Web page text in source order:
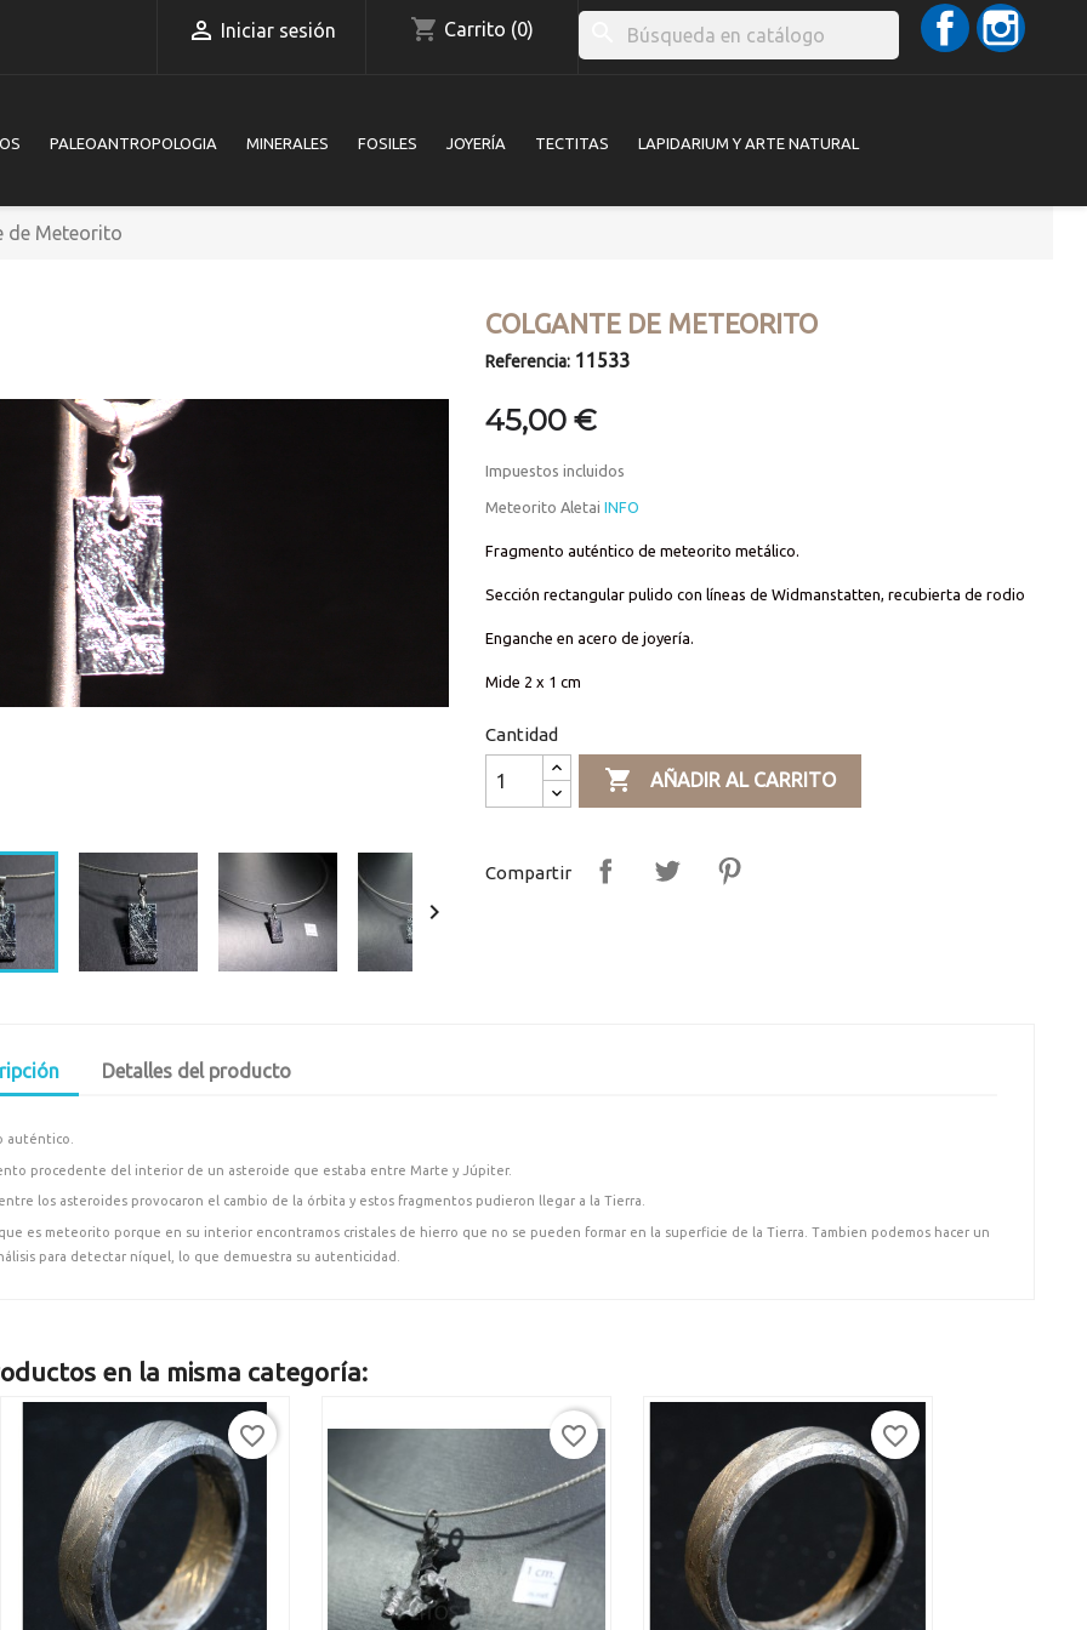
 Iniciar sesión shopping_cart Carrito (0)
Facebook
PALEOANTROPOLOGIA MINERALES FOSILES JOYERÍA TECTITAS LAPIDARIUM Y ARTE NATURAL
de Meteorito

COLGANTE DE METEORITO
Referencia: 11533
45,00 €
Impuestos incluidos
Meteorito Aletai INFO
Fragmento auténtico de meteorito metálico.
Sección rectangular pulido con líneas de Widmanstatten, recubierta de rodio
Enganche en acero de joyería.
Mide 2 x 1 cm
Cantidad
 AÑADIR AL CARRITO
Compartir
Detalles del producto
auténtico.
procedente del interior de un asteroide que estaba entre Marte y Júpiter.
los asteroides provocaron el cambio de la órbita y estos fragmentos pudieron llegar a la Tierra.
que es meteorito porque en su interior encontramos cristales de hierro que no se pueden formar en la superficie de la Tierra. Tambien podemos hacer un
para detectar níquel, lo que demuestra su autenticidad.
en la misma categoría:
favorite_border favorite_border favorite_border